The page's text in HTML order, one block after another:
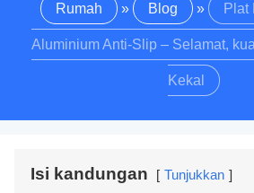
Rumah » Blog » Plat
Aluminium Anti-Slip – Selamat,
Kekal
Isi kandungan Tunjukkan